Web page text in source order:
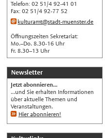
Türkçe
اللغة العربية
Français
Español
Русский
中文
Automatische Übersetzung, ohne
Gewähr auf Richtigkeit.
Telefon: 02 51/4 92-41 01
Fax: 02 51/4 92-77 52
kulturamt@stadt-muenster.de
Öffnungszeiten Sekretariat:
Mo.–Do. 8.30-16 Uhr
Fr. 8.30–13 Uhr
Newsletter
Jetzt abonnieren...
...und Sie erhalten Informationen
über aktuelle Themen und
Veranstaltungen.
Hier abonnieren!